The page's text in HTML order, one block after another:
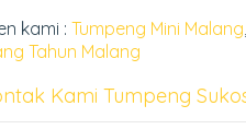
kami : Tumpeng Mini Malang
Tahun Malang
Kami Tumpeng